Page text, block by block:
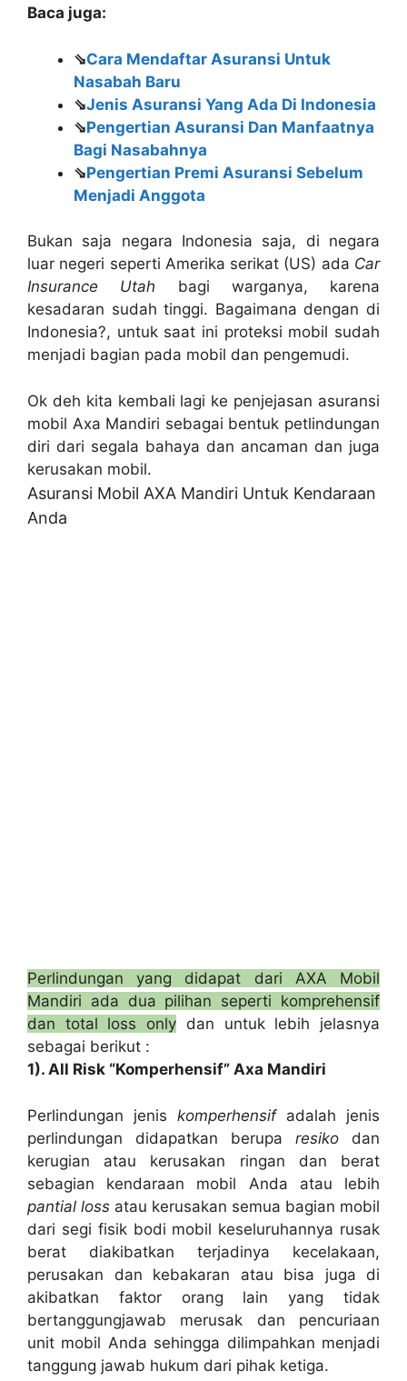
Baca juga:
⇘Cara Mendaftar Asuransi Untuk
Nasabah Baru
⇘Jenis Asuransi Yang Ada Di Indonesia
⇘Pengertian Asuransi Dan Manfaatnya
Bagi Nasabahnya
⇘Pengertian Premi Asuransi Sebelum
Menjadi Anggota
Bukan saja negara Indonesia saja, di negara
luar negeri seperti Amerika serikat (US) ada Car
Insurance Utah bagi warganya, karena
kesadaran sudah tinggi. Bagaimana dengan di
Indonesia?, untuk saat ini proteksi mobil sudah
menjadi bagian pada mobil dan pengemudi.
Ok deh kita kembali lagi ke penjejasan asuransi
mobil Axa Mandiri sebagai bentuk petlindungan
diri dari segala bahaya dan ancaman dan juga
kerusakan mobil.
Asuransi Mobil AXA Mandiri Untuk Kendaraan
Anda
Perlindungan yang didapat dari AXA Mobil
Mandiri ada dua pilihan seperti komprehensif
dan total loss only dan untuk lebih jelasnya
sebagai berikut :
1). All Risk “Komperhensif” Axa Mandiri
Perlindungan jenis komperhensifadalah jenis
perlindungan didapatkan berupa resiko dan
kerugian atau kerusakan ringan dan berat
sebagian kendaraan mobil Anda atau lebih
pantial loss atau kerusakan semua bagian mobil
dari segi fisik bodi mobil keseluruhannya rusak
berat diakibatkan terjadinya kecelakaan,
perusakan dan kebakaran atau bisa juga di
akibatkan faktor orang lain yang tidak
bertanggungjawab merusak dan pencuriaan
unit mobil Anda sehingga dilimpahkan menjadi
tanggung jawab hukum dari pihak ketiga.